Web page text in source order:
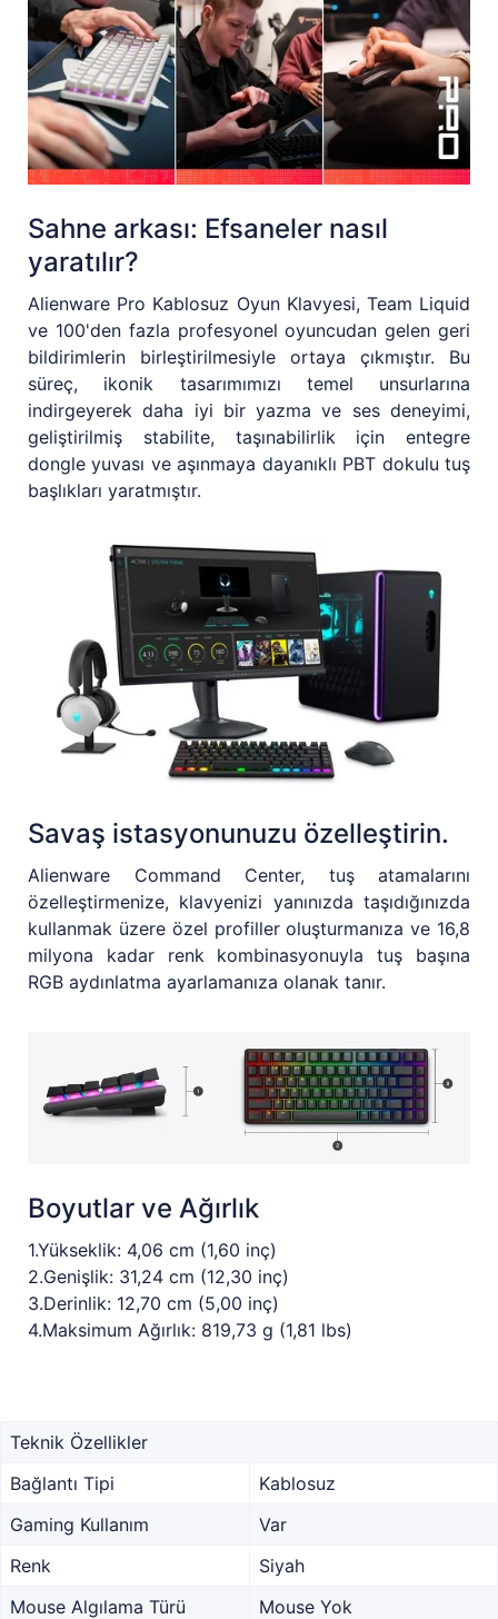
Sahne arkası: Efsaneler nasıl
yaratılır?
Alienware Pro Kablosuz Oyun Klavyesi, Team Liquid
ve 100'den fazla profesyonel oyuncudan gelen geri
bildirimlerin birleştirilmesiyle ortaya çıkmıştır. Bu
süreç, ikonik tasarımımızı temel unsurlarına
indirgeyerek daha iyi bir yazma ve ses deneyimi,
geliştirilmiş stabilite, taşınabilirlik için entegre
dongle yuvası ve aşınmaya dayanıklı PBT dokulu tuş
başlıkları yaratmıştır.
Savaş istasyonunuzu özelleştirin.
Alienware Command Center, tuş atamalarını
özelleştirmenize, klavyenizi yanınızda taşıdığınızda
kullanmak üzere özel profiller oluşturmanıza ve 16,8
milyona kadar renk kombinasyonuyla tuş başına
RGB aydınlatma ayarlamanıza olanak tanır.
Boyutlar ve Ağırlık
1.Yükseklik: 4,06 cm (1,60 inç)
2.Genişlik: 31,24 cm (12,30 inç)
3.Derinlik: 12,70 cm (5,00 inç)
4.Maksimum Ağırlık: 819,73 g (1,81 lbs)
Teknik Özellikler
Bağlantı Tipi
Kablosuz
Gaming Kullanım
Var
Renk
Siyah
Mouse Algılama Türü
Mouse Yok